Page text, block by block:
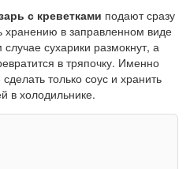
с креветками подают сразу
хранению в заправленном виде
сухарики размокнут, а
в тряпочку. Именно
только соус и хранить
в холодильнике.